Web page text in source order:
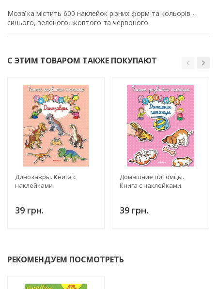
Мозаїка містить 600 наклейок різних форм та кольорів -
синього, зеленого, жовтого та червоного.
С ЭТИМ ТОВАРОМ ТАКЖЕ ПОКУПАЮТ
Динозавры. Книга с
наклейками
39 грн.
Домашние питомцы.
Книга с наклейками
39 грн.
РЕКОМЕНДУЕМ ПОСМОТРЕТЬ